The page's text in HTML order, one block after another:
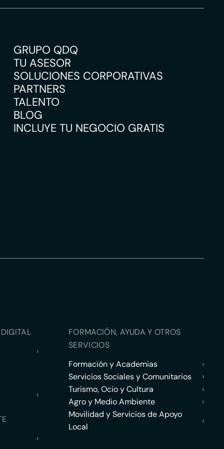
GRUPO QDQ
TU ASESOR
SOLUCIONES CORPORATIVAS
PARTNERS
TALENTO
BLOG
INCLUYE TU NEGOCIO GRATIS
›
›
›
FORMACIÓN, AYUDA Y OTROS
SERVICIOS
Formación y Academias
›
Servicios Sociales y Comunitarios
›
Turismo, Ocio y Cultura
›
Agro y Medio Ambiente
›
Movilidad y Servicios de Apoyo
Local
›